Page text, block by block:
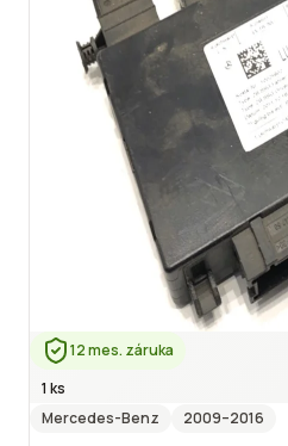
12 mes. záruka
1 ks
Mercedes-Benz
2009–2016